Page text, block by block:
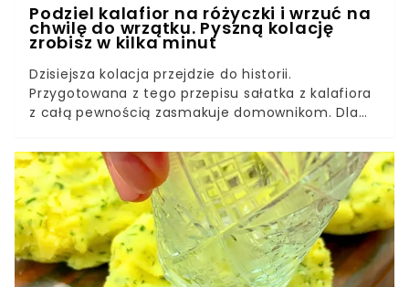
Podziel kalafior na różyczki i wrzuć na
chwilę do wrzątku. Pyszną kolację
zrobisz w kilka minut
Dzisiejsza kolacja przejdzie do historii.
Przygotowana z tego przepisu sałatka z kalafiora
z całą pewnością zasmakuje domownikom. Dla
przekonaj się, że było warto.